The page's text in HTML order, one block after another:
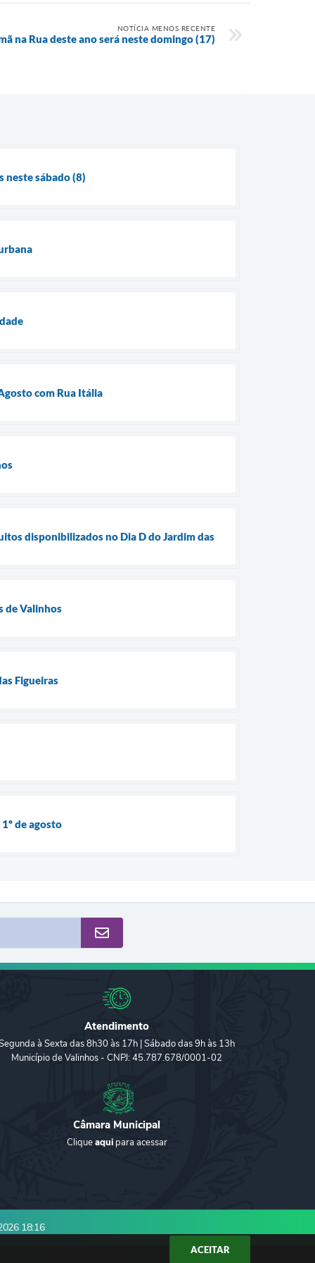
ACEITAR
NOTÍCIA MENOS RECENTE
na Rua deste ano será neste domingo (17)
neste sábado (8)
com Rua Itália
disponibilizados no Dia D do Jardim das
de Valinhos
Figueiras
de agosto
Atendimento
à Sexta das 8h30 às 17h | Sábado das 9h às 13h
Município de Valinhos - CNPJ: 45.787.678/0001-02
Câmara Municipal
Cliqueaquipara acessar
18:16